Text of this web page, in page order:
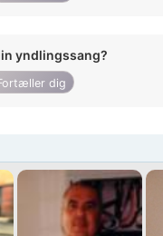
yndlingssang?
dig